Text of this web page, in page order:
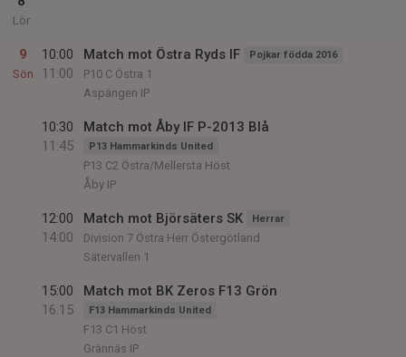
Lör
9
Sön
10:00
11:00
Match mot Östra Ryds IF Pojkar födda 2016
P10 C Östra 1
Aspängen IP
10:30
11:45
Match mot Åby IF P-2013 Blå
P13 Hammarkinds United
P13 C2 Östra/Mellersta Höst
Åby IP
12:00
14:00
Match mot Björsäters SK Herrar
Division 7 Östra Herr Östergötland
Sätervallen 1
15:00
16:15
Match mot BK Zeros F13 Grön
F13 Hammarkinds United
F13 C1 Höst
Grännäs IP